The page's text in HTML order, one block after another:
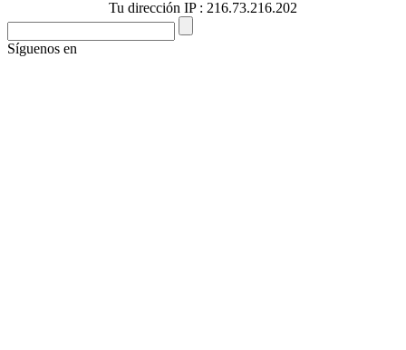
Tu dirección IP : 216.73.216.202
Síguenos en